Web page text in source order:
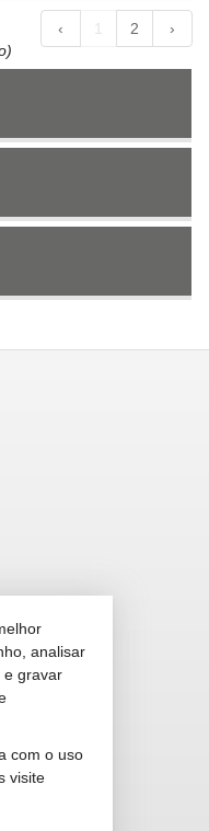
‹ 2
›
analisar
e gravar
com o uso
visite